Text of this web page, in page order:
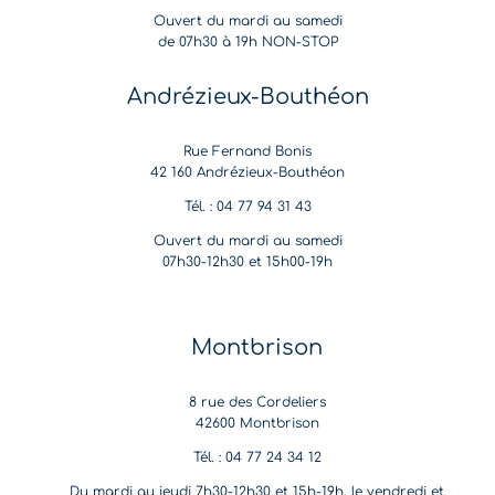
Ouvert du mardi au samedi
de 07h30 à 19h NON-STOP
Andrézieux-Bouthéon
Rue Fernand Bonis
42 160 Andrézieux-Bouthéon
Tél. : 04 77 94 31 43
Ouvert du mardi au samedi
07h30-12h30 et 15h00-19h
Montbrison
8 rue des Cordeliers
42600 Montbrison
Tél. : 04 77 24 34 12
Du mardi au jeudi 7h30-12h30 et 15h-19h, le vendredi et